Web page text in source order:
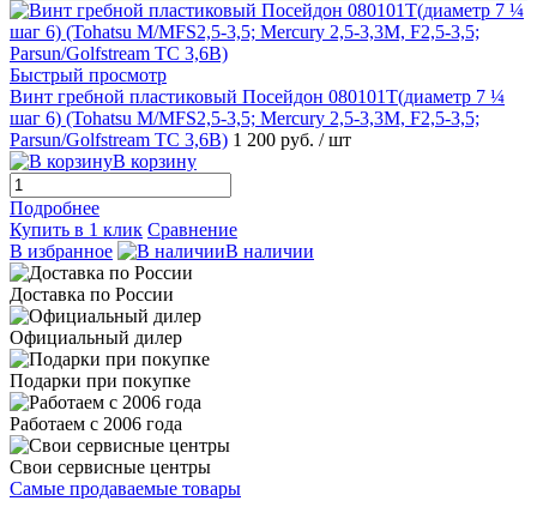
Быстрый просмотр
Винт гребной пластиковый Посейдон 080101Т(диаметр 7 ¼
шаг 6) (Tohatsu M/MFS2,5-3,5; Mercury 2,5-3,3M, F2,5-3,5;
Parsun/Golfstream TC 3,6B) 1 200 руб. / шт
В корзину
Подробнее
Купить в 1 клик Сравнение
В избранное
В наличии
Доставка по России
Официальный дилер
Подарки при покупке
Работаем с 2006 года
Свои сервисные центры
Самые продаваемые товары